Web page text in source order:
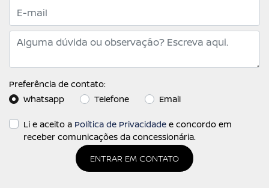
Preferência de contato:
Whatsapp
Telefone Email
Li e aceito a Política de Privacidade e concordo em
receber comunicações da concessionária.
ENTRAR EM CONTATO